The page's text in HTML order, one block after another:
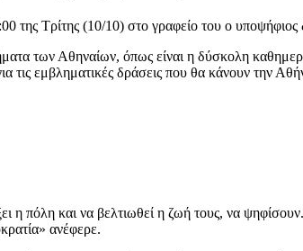
της Τρίτης (10/10) στο γραφείο του ο
των Αθηναίων, όπως είναι η δύσκολη
τις εμβληματικές δράσεις που θα κάνουν την
πόλη και να βελτιωθεί η ζωή τους, να
ανέφερε.